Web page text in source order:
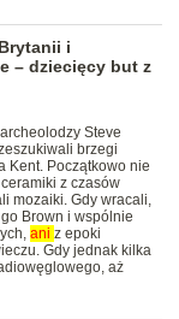
i
– dziecięcy but z
Steve
brzegi
Kent. Początkowo nie
z czasów
mozaiki. Gdy wracali,
Brown i wspólnie
ani z epoki
Gdy jednak kilka
aż